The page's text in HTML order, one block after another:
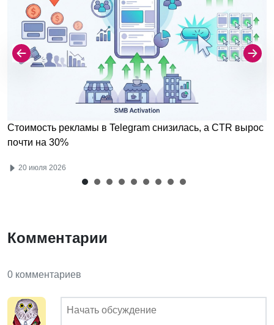
Стоимость рекламы в Telegram снизилась, а CTR вырос
почти на 30%
20 июля 2026
Комментарии
0 комментариев